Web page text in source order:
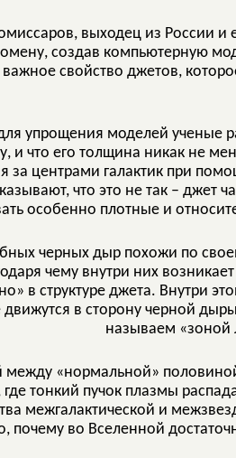
выходец из России и
создав компьютерную
свойство джетов,
упрощения моделей ученые
и что его толщина никак не
за центрами галактик при
что это не так – джет
особенно плотные и
черных дыр похожи по
чему внутри них
в структуре джета. Внутри
движутся в сторону черной
называем «зоной
между «нормальной»
тонкий пучок плазмы
межгалактической и
почему во Вселенной